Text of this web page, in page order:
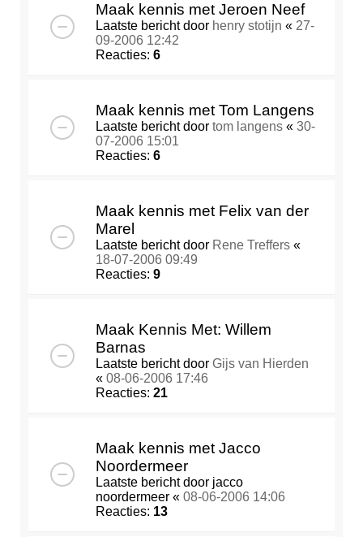
Maak kennis met Jeroen Neef
Laatste bericht door henry stotijn « 27-
09-2006 12:42
Reacties: 6
Maak kennis met Tom Langens
Laatste bericht door tom langens « 30-
07-2006 15:01
Reacties: 6
Maak kennis met Felix van der
Marel
Laatste bericht door Rene Treffers «
18-07-2006 09:49
Reacties: 9
Maak Kennis Met: Willem
Barnas
Laatste bericht door Gijs van Hierden
« 08-06-2006 17:46
Reacties: 21
Maak kennis met Jacco
Noordermeer
Laatste bericht door jacco
noordermeer « 08-06-2006 14:06
Reacties: 13